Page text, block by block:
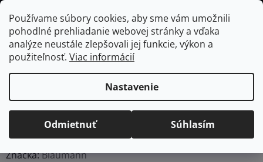
Používame súbory cookies, aby sme vám umožnili
pohodlné prehliadanie webovej stránky a vďaka
analýze neustále zlepšovali jej funkcie, výkon a
použiteľnosť. Viac informácií
Nastavenie
Odmietnuť Súhlasím
Prejsť
na
obsah
Hľadať
Domov
/ Kuchyňa / Varenie / Hrnce
BLAUMANN BL-1019 hrniec s
pokrievkou 18 cm, 2,6 l
BLAUMANN BL-1019
hrniec s pokrievkou 18 cm,
2,6 l
Priemerné
hodnotenie
NeohodnotenéPodrobnosti hodnotenia
Značka:Blaumann